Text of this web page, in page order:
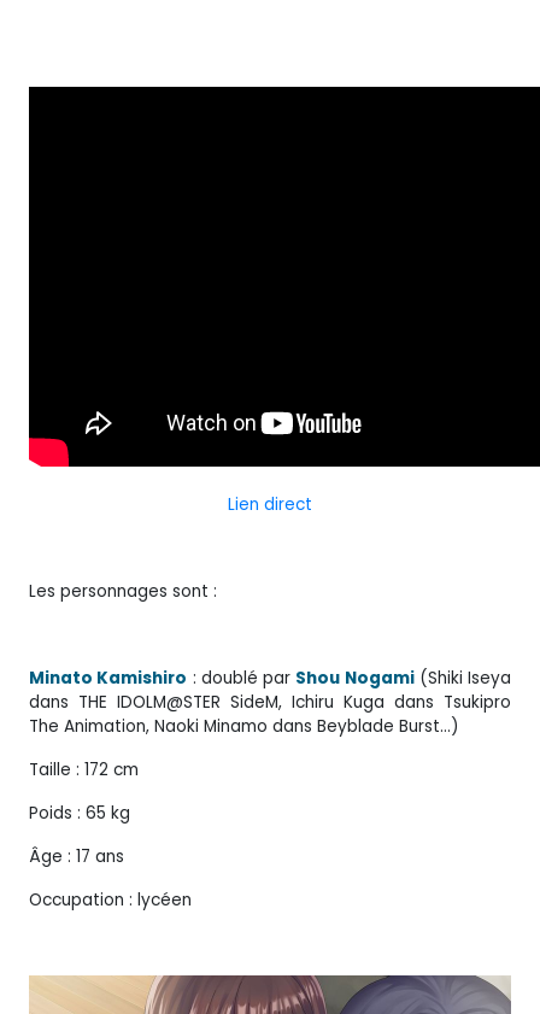
Lien direct
Les personnages sont :
Minato Kamishiro : doublé par Shou Nogami(Shiki Iseya
dans THE IDOLM@STER SideM, Ichiru Kuga dans Tsukipro
The Animation, Naoki Minamo dans Beyblade Burst…)
Taille : 172 cm
Poids : 65 kg
Âge : 17 ans
Occupation : lycéen